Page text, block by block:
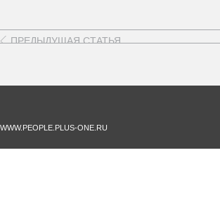
ПРЕДЫДУЩАЯ СТАТЬЯ
WWW.PEOPLE.PLUS-ONE.RU